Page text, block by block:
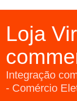
Loja
Integração
- Comércio